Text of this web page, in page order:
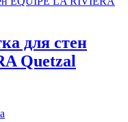
для стен
Quetzal